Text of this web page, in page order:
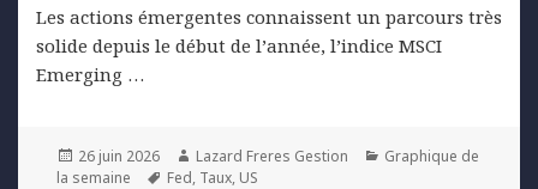
Les actions émergentes connaissent un parcours très
solide depuis le début de l’année, l’indice MSCI
Emerging …
Posted
on
26 juin 2026 Author
Lazard Freres Gestion Categories
Graphique de
la semaine
Tags
Fed, Taux, US